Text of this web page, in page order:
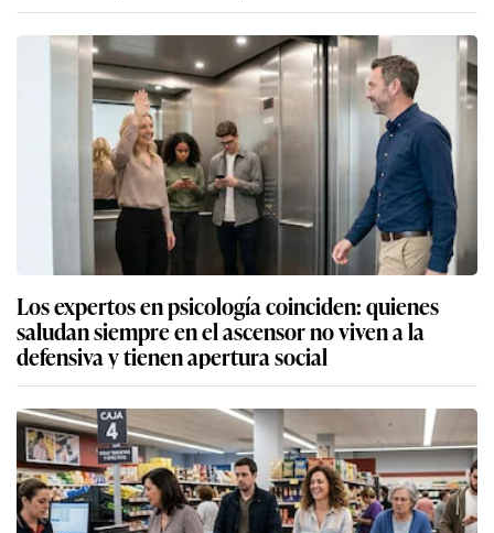
Los expertos en psicología coinciden: quienes
saludan siempre en el ascensor no viven a la
defensiva y tienen apertura social